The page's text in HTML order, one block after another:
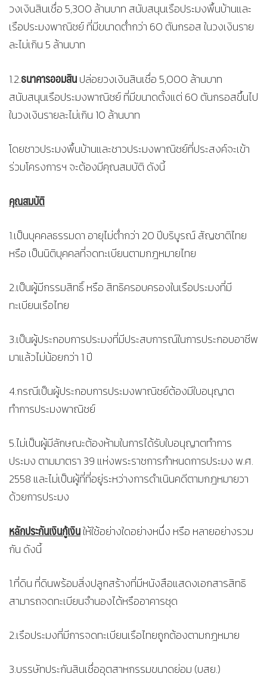
วงเงินสินเชื่อ 5,300 ล้านบาท สนับสนุนเรือประมงพื้นบ้านและ
เรือประมงพาณิชย์ ที่มีขนาดต่ำกว่า 60 ตันกรอส ในวงเงินราย
ละไม่เกิน 5 ล้านบาท
1.2.ธนาคารออมสินปล่อยวงเงินสินเชื่อ 5,000 ล้านบาท
สนับสนุนเรือประมงพาณิชย์ ที่มีขนาดตั้งแต่ 60 ตันกรอสขึ้นไป
ในวงเงินรายละไม่เกิน 10 ล้านบาท
โดยชาวประมงพื้นบ้านและชาวประมงพาณิชย์ที่ประสงค์จะเข้า
ร่วมโครงการฯ จะต้องมีคุณสมบัติ ดังนี้
คุณสมบัติ
1.เป็นบุคคลธรรมดา อายุไม่ต่ำกว่า 20 ปีบริบูรณ์ สัญชาติไทย
หรือ เป็นนิติบุคคลที่จดทะเบียนตามกฎหมายไทย
2.เป็นผู้มีกรรมสิทธิ์ หรือ สิทธิครอบครองในเรือประมงที่มี
ทะเบียนเรือไทย
3.เป็นผู้ประกอบการประมงที่มีประสบการณ์ในการประกอบอาชีพ
มาแล้วไม่น้อยกว่า 1 ปี
4.กรณีเป็นผู้ประกอบการประมงพาณิชย์ต้องมีใบอนุญาต
ทำการประมงพาณิชย์
5.ไม่เป็นผู้มีลักษณะต้องห้ามในการได้รับใบอนุญาตทำการ
ประมง ตามมาตรา 39 แห่งพระราชการกำหนดการประมง พ.ศ.
2558 และไม่เป็นผู้ที่ที่อยู่ระหว่างการดำเนินคดีตามกฎหมายวา
ด้วยการประมง
หลักประกันเงินกู้เงินให้ใช้อย่างใดอย่างหนึ่ง หรือ หลายอย่างรวม
กัน ดังนี้
1.ที่ดิน ที่ดินพร้อมสิ่งปลูกสร้างที่มีหนังสือแสดงเอกสารสิทธิ
สามารถจดทะเบียนจำนองได้หรืออาคารชุด
2.เรือประมงที่มีการจดทะเบียนเรือไทยถูกต้องตามกฎหมาย
3.บรรษัทประกันสินเชื่ออุตสาหกรรมขนาดย่อม (บสย.)